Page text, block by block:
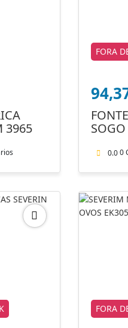
3965
FORA
0.00
FORA